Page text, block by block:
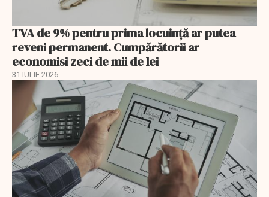
TVA de 9% pentru prima locuință ar putea
reveni permanent. Cumpărătorii ar
economisi zeci de mii de lei
31 IULIE 2026